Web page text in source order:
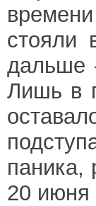
стояли
дальше
Лишь в
паника,
20 июня